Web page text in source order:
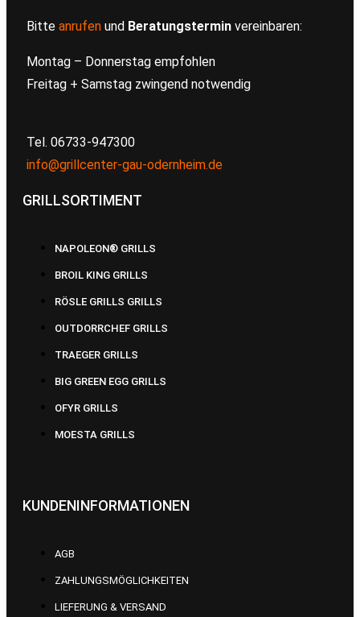
Bitte anrufen und Beratungstermin vereinbaren:
Montag – Donnerstag empfohlen
Freitag + Samstag zwingend notwendig
Tel. 06733-947300
info@grillcenter-gau-odernheim.de
GRILLSORTIMENT
NAPOLEON® GRILLS
BROIL KING GRILLS
RÖSLE GRILLS GRILLS
OUTDORRCHEF GRILLS
TRAEGER GRILLS
BIG GREEN EGG GRILLS
OFYR GRILLS
MOESTA GRILLS
KUNDENINFORMATIONEN
AGB
ZAHLUNGSMÖGLICHKEITEN
LIEFERUNG & VERSAND